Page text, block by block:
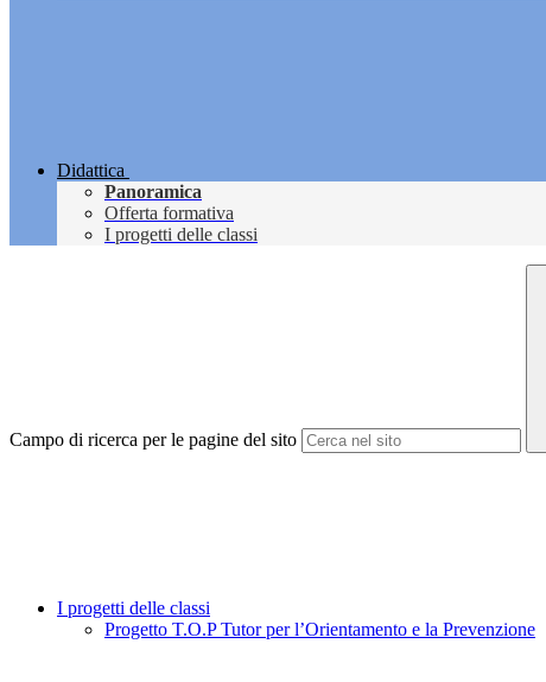
Didattica
Panoramica
Offerta formativa
I progetti delle classi
Campo di ricerca per le pagine del sito
I progetti delle classi
Progetto T.O.P Tutor per l’Orientamento e la Prevenzione